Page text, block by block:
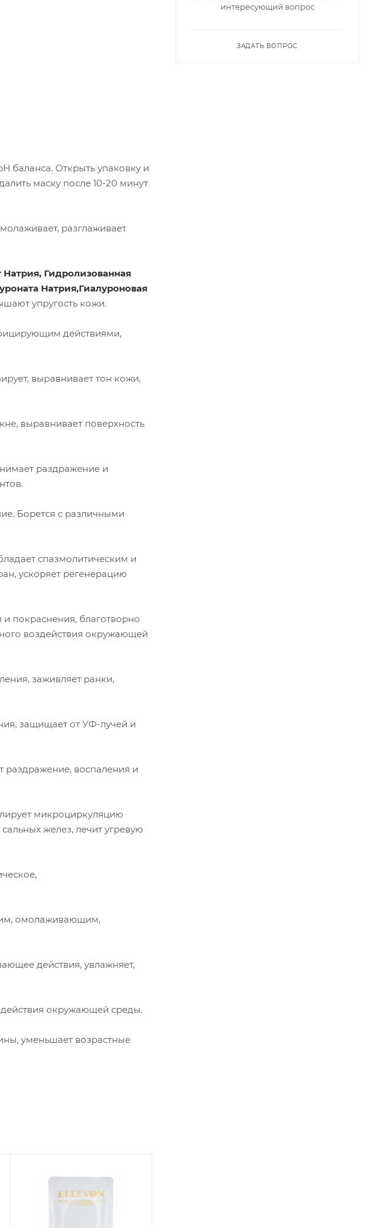
баланса. Открыть упаковку и
маску после 10-20 минут
разглаживает
Гидролизованная
Натрия,Гиалуроновая
упругость кожи.
действиями,
выравнивает тон кожи,
выравнивает поверхность
раздражение и
Борется с различными
спазмолитическим и
ускоряет регенерацию
и покраснения, благотворно
воздействия окружающей
заживляет ранки,
защищает от УФ-лучей и
раздражение, воспаления и
микроциркуляцию
желез, лечит угревую
омолаживающим,
действия, увлажняет,
окружающей среды.
уменьшает возрастные
интересующий вопрос
ЗАДАТЬ ВОПРОС